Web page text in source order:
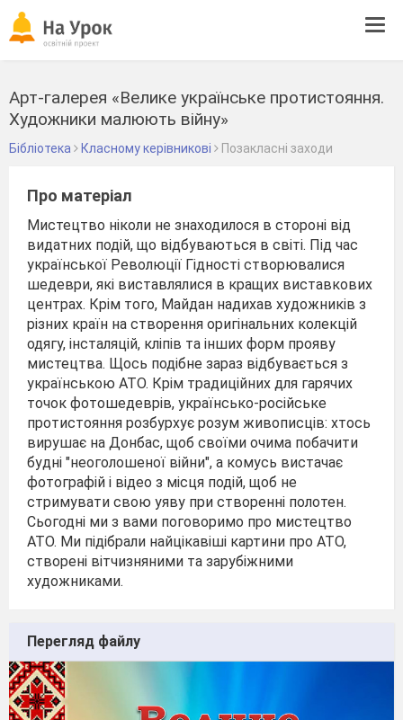
Арт-галерея «Велике українське протистояння.
Художники малюють війну»
Бібліотека Класному керівникові Позакласні заходи
Про матеріал
Мистецтво ніколи не знаходилося в стороні від
видатних подій, що відбуваються в світі. Під час
української Революції Гідності створювалися
шедеври, які виставлялися в кращих виставкових
центрах. Крім того, Майдан надихав художників з
різних країн на створення оригінальних колекцій
одягу, інсталяцій, кліпів та інших форм прояву
мистецтва. Щось подібне зараз відбувається з
українською АТО. Крім традиційних для гарячих
точок фотошедеврів, українсько-російське
протистояння розбурхує розум живописців: хтось
вирушає на Донбас, щоб своїми очима побачити
будні "неоголошеної війни", а комусь вистачає
фотографій і відео з місця подій, щоб не
стримувати свою уяву при створенні полотен.
Сьогодні ми з вами поговоримо про мистецтво
АТО. Ми підібрали найцікавіші картини про АТО,
створені вітчизняними та зарубіжними
художниками.
Перегляд файлу